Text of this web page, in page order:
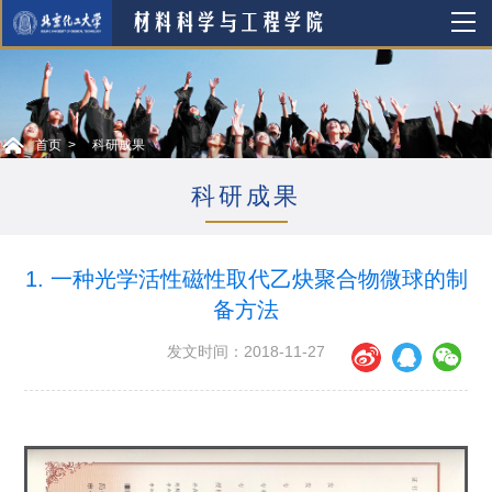
首页 科研成果
科研成果
1. 一种光学活性磁性取代乙炔聚合物微球的制
备方法
发文时间：2018-11-27